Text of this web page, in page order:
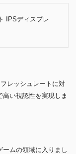
IPSディスプレ
レッシュレートに対
い視認性を実現しま
ームの領域に入りまし